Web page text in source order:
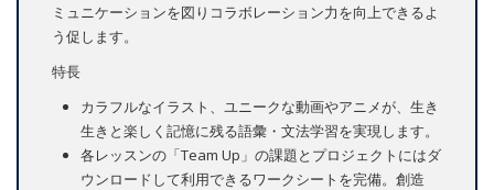
ミュニケーションを図りコラボレーション力を向上できるよ
う促します。
特長
カラフルなイラスト、ユニークな動画やアニメが、生き
生きと楽しく記憶に残る語彙・文法学習を実現します。
各レッスンの「Team Up」の課題とプロジェクトにはダ
ウンロードして利用できるワークシートを完備。創造